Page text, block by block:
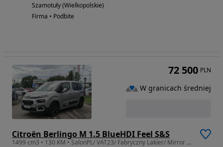
Szamotuły (Wielkopolskie)
Firma • Podbite
Citroën Berlingo M 1.5 BlueHDI Feel S&S
1499 cm3 • 130 KM • SalonPL/ VAT23/ Fabryczny Lakier/ Mirror Link/ Alufelgi/ PDC
72 500 PLN
W granicach średniej